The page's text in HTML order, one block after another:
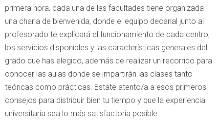
primera hora, cada una de las facultades tiene organizada
una charla de bienvenida, donde el equipo decanal junto al
profesorado te explicará el funcionamiento de cada centro,
los servicios disponibles y las características generales del
grado que has elegido, además de realizar un recorrido para
conocer las aulas donde se impartirán las clases tanto
teóricas como prácticas. Estate atento/a a esos primeros
consejos para distribuir bien tu tiempo y que la experiencia
universitaria sea lo más satisfactoria posible.